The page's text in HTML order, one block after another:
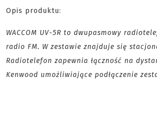
Opis produktu:
WACCOM UV-5R to dwupasmowy
radio FM. W zestawie znajduje się
Radiotelefon zapewnia łączność na
Kenwood umożliwiające podłączenie